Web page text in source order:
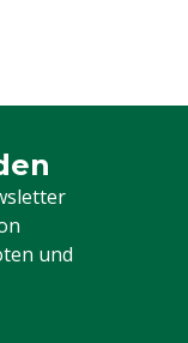
und
Newsletter